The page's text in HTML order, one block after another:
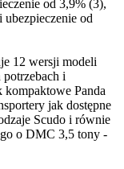
od 3,9% (3),
od
12 wersji modeli
i
kompaktowe Panda
jak dostępne
Scudo i równie
o DMC 3,5 tony -